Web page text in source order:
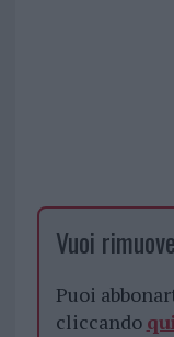
Vuoi
Puoi
cliccando